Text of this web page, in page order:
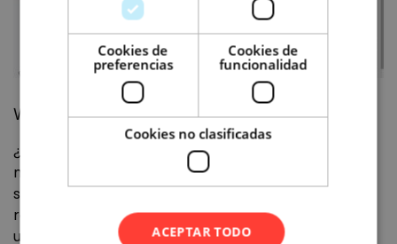
Woopra
¿Cómo puedo analizar en tiempo real los datos de
mi Web? Pues con Woopra. Es una herramienta
súper completa que proporciona datos en tiempo
real, estableciendo diferentes segmentos de
usuarios según su comportamiento. También se
Cookies de
preferencias
Cookies de
funcionalidad
Cookies no clasificadas
ACEPTAR TODO